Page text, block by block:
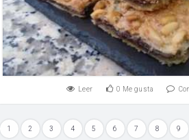
Leer 0 Me gusta
1 2 3 4 5 6 7 8 9